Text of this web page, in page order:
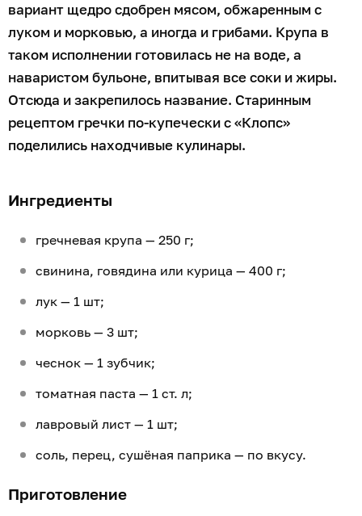
вариант щедро сдобрен мясом, обжаренным с
луком и морковью, а иногда и грибами. Крупа в
таком исполнении готовилась не на воде, а
наваристом бульоне, впитывая все соки и жиры.
Отсюда и закрепилось название. Старинным
рецептом гречки по-купечески с «Клопс»
поделились находчивые кулинары.
Ингредиенты
гречневая крупа — 250 г;
свинина, говядина или курица — 400 г;
лук — 1 шт;
морковь — 3 шт;
чеснок — 1 зубчик;
томатная паста — 1 ст. л;
лавровый лист — 1 шт;
соль, перец, сушёная паприка — по вкусу.
Приготовление